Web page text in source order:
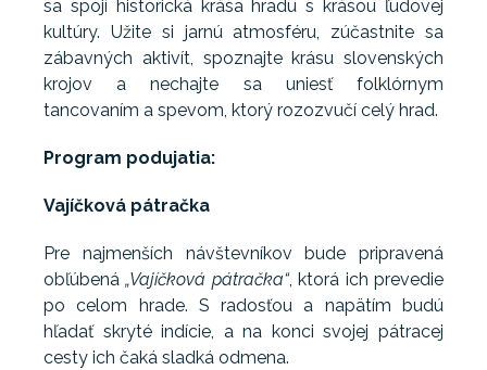
sa spojí historická krása hradu s krásou ľudovej
kultúry. Užite si jarnú atmosféru, zúčastnite sa
zábavných aktivít, spoznajte krásu slovenských
krojov a nechajte sa uniesť folklórnym
tancovaním a spevom, ktorý rozozvučí celý hrad.
Program podujatia:
Vajíčková pátračka
Pre najmenších návštevníkov bude pripravená
obľúbená„Vajíčková pátračka“, ktorá ich prevedie
po celom hrade. S radosťou a napätím budú
hľadať skryté indície, a na konci svojej pátracej
cesty ich čaká sladká odmena.